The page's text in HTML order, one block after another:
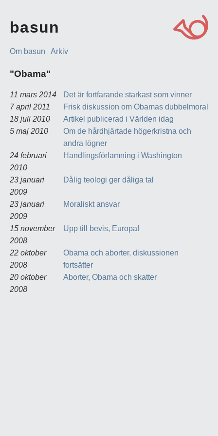
basun
Om basun Arkiv
"Obama"
11 mars 2014
Det är fortfarande starkast som vinner
7 april 2011
Frisk diskussion om Obamas dubbelmoral
18 juli 2010
Artikel publicerad i Världen idag
5 maj 2010
Om de hårdhjärtade högerkristna och
andra lögner
24 februari
2010
Handlingsförlamning i Washington
23 januari
2009
Dålig teologi ger dåliga tal
23 januari
2009
Moraliskt ansvar
15 november
2008
Upp till bevis, Europa!
22 oktober
2008
Obama och aborter, diskussionen
fortsätter
20 oktober
2008
Aborter, Obama och skatter